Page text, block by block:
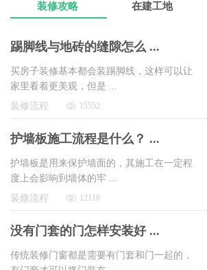
装修攻略 在建工地
踢脚线与地砖的缝隙怎么 ...
买房子装修基本都会装踢脚线，这样可以让
家里看着更美观，但是 ...
装修流程
15552
护墙板施工流程是什么？ ...
护墙板是用来保护墙面的，其施工在一定程
度上会影响到墙体的牢 ...
装修流程
12118
没有门套的门怎样安装好 ...
传统装修门窗都是需要有门套和门一起的，